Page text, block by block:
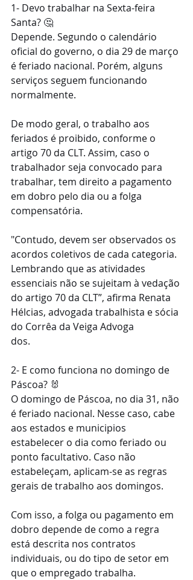
1- Devo trabalhar na Sexta-feira
Santa? 🤔
Depende. Segundo o calendário
oficial do governo, o dia 29 de março
é feriado nacional. Porém, alguns
serviços seguem funcionando
normalmente.
De modo geral, o trabalho aos
feriados é proibido, conforme o
artigo 70 da CLT. Assim, caso o
trabalhador seja convocado para
trabalhar, tem direito a pagamento
em dobro pelo dia ou a folga
compensatória.
"Contudo, devem ser observados os
acordos coletivos de cada categoria.
Lembrando que as atividades
essenciais não se sujeitam à vedação
do artigo 70 da CLT”, afirma Renata
Hélcias, advogada trabalhista e sócia
do Corrêa da Veiga Advoga
dos.
2- E como funciona no domingo de
Páscoa? 🐰
O domingo de Páscoa, no dia 31, não
é feriado nacional. Nesse caso, cabe
aos estados e municipios
estabelecer o dia como feriado ou
ponto facultativo. Caso não
estabeleçam, aplicam-se as regras
gerais de trabalho aos domingos.
Com isso, a folga ou pagamento em
dobro depende de como a regra
está descrita nos contratos
individuais, ou do tipo de setor em
que o empregado trabalha.